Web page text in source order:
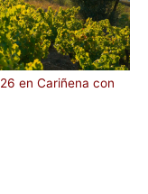
en Cariñena con